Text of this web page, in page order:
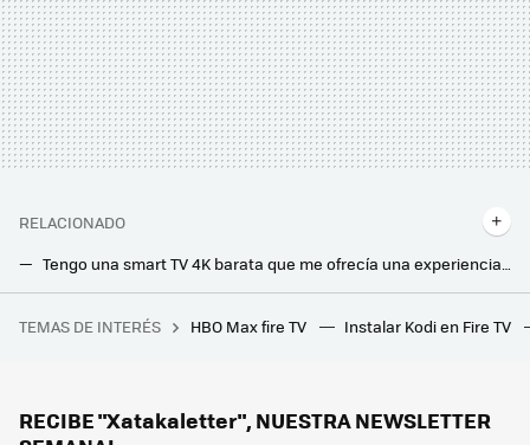
RELACIONADO
No podía instalar aplicaciones en mi smart TV: este era el problema y así lo he solucionado
Google la lía en todo el mundo y estos Chromecast dejan de funcionar: reiniciarlos no sirve de nada
TEMAS DE INTERÉS HBO Max fire TV Instalar Kodi en Fire TV
RECIBE "Xatakaletter", NUESTRA NEWSLETTER